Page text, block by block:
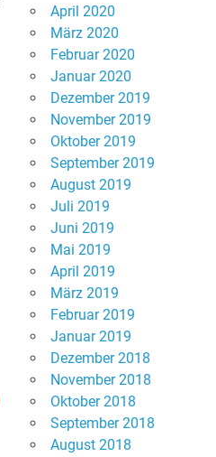
April 2020
März 2020
Februar 2020
Januar 2020
Dezember 2019
November 2019
Oktober 2019
September 2019
August 2019
Juli 2019
Juni 2019
Mai 2019
April 2019
März 2019
Februar 2019
Januar 2019
Dezember 2018
November 2018
Oktober 2018
September 2018
August 2018